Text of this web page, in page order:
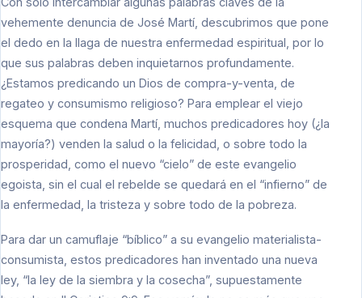
vehemente denuncia de José Martí, descubrimos que pone
el dedo en la llaga de nuestra enfermedad espiritual, por lo
que sus palabras deben inquietarnos profundamente.
¿Estamos predicando un Dios de compra-y-venta, de
regateo y consumismo religioso? Para emplear el viejo
esquema que condena Martí, muchos predicadores hoy (¿la
mayoría?) venden la salud o la felicidad, o sobre todo la
prosperidad, como el nuevo “cielo” de este evangelio
egoista, sin el cual el rebelde se quedará en el “infierno” de
la enfermedad, la tristeza y sobre todo de la pobreza.
Para dar un camuflaje “bíblico” a su evangelio materialista-
consumista, estos predicadores han inventado una nueva
ley, “la ley de la siembra y la cosecha”, supuestamente